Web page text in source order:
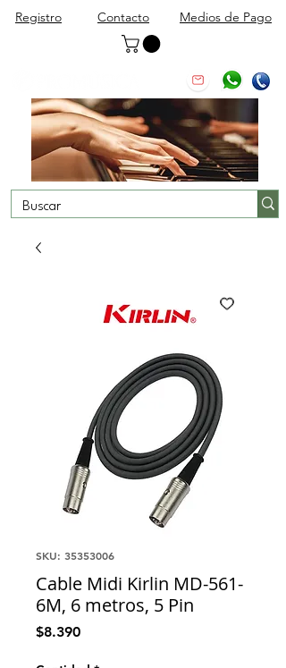
Registro Contacto Medios de Pago
SKU: 35353006
Cable Midi Kirlin MD-561-
6M, 6 metros, 5 Pin
$8.390Precio